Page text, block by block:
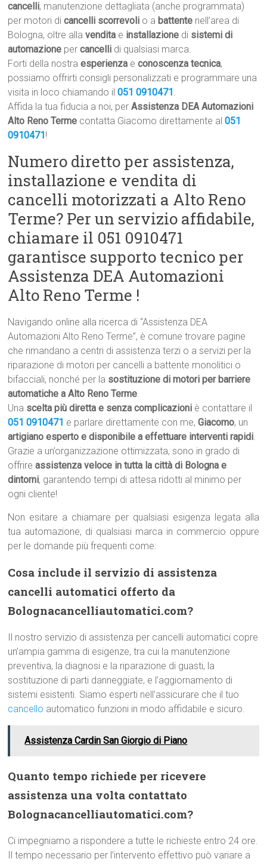
cancelli, manutenzione dettagliata (anche programmata)
per motori dicancelli scorrevoli o a battente nell’area di
Bologna, oltre allavendita e installazione di sistemi di
automazione percancelli di qualsiasi marca.
Forti della nostraesperienza econoscenza tecnica,
possiamo offrirti consigli personalizzati e programmare una
visita in loco chiamando il051 0910471 .
Affida la tua fiducia a noi, perAssistenza DEA Automazioni
Alto Reno Terme contatta Giacomo direttamente al051
0910471 !
Numero diretto per assistenza,
installazione e vendita di
cancelli motorizzati a Alto Reno
Terme? Per un servizio affidabile,
chiamare il 051 0910471
garantisce supporto tecnico per
Assistenza DEA Automazioni
Alto Reno Terme !
Navigando online alla ricerca di “Assistenza DEA
Automazioni Alto Reno Terme”, è comune trovare pagine
che rimandano a centri di assistenza terzi o a servizi per la
riparazione di motori per cancelli a battente monolitici o
bifacciali, nonché per la sostituzione di motori per barriere
automatiche a Alto Reno Terme.
Una scelta più diretta e senza complicazioni è contattare il
051 0910471 e parlare direttamente con me,Giacomo, un
artigiano esperto e disponibile a effettuare interventi rapidi.
Grazie a un’organizzazione ottimizzata, sono in grado di
offrireassistenza veloce in tutta la città di Bologna e
dintorni, garantendo tempi di attesa ridotti al minimo per
ogni cliente!
Non esitare a chiamare per qualsiasi esigenza legata alla
tua automazione, di qualsiasi marca in commercio oppure
per le domande più frequenti come:
Cosa include il servizio di assistenza
cancelli automatici offerto da
Bolognacancelliautomatici.com?
Il nostro servizio di assistenza per cancelli automatici copre
un’ampia gamma di esigenze, tra cui la manutenzione
preventiva, la diagnosi e la riparazione di guasti, la
sostituzione di parti danneggiate, e l’aggiornamento di
sistemi esistenti. Siamo esperti nell’assicurare che il tuo
cancello automatico funzioni in modo affidabile e sicuro.
Assistenza Cardin San Giorgio di Piano
Quanto tempo richiede per ricevere
assistenza una volta contattato
Bolognacancelliautomatici.com?
Ci impegniamo a rispondere a tutte le richieste entro 24 ore.
Il tempo necessario per l’intervento effettivo può variare a